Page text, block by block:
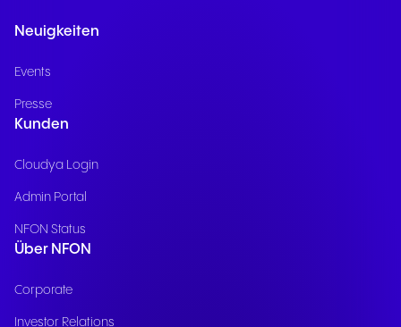
Neuigkeiten
Events
Presse
Kunden
Cloudya Login
Admin Portal
NFON Status
Über NFON
Corporate
Investor Relations